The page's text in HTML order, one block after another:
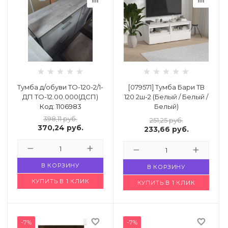
Тумба д/обуви ТО-120-2/1-
ДП ТО-12.00.000(ДСП)
Код: 1106983
398,11руб.
370,24 руб.
В КОРЗИНУ
КУПИТЬ В 1 КЛИК
[079571] Тумба Бари ТВ
120 2ш-2 (Белый / Белый /
Белый)
Код: 4936270
251,25руб.
233,66 руб.
В КОРЗИНУ
КУПИТЬ В 1 КЛИК
-7% favorite_border -7% favorite_border